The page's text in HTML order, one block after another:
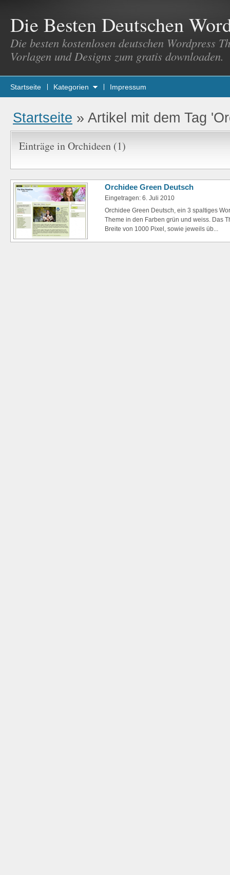
Die Besten Deutschen
Die besten kostenlosen deutschen Wordpress
Vorlagen und Designs zum gratis downloaden.
Startseite Kategorien Impressum
Startseite » Artikel mit dem Tag
Einträge in Orchideen (1)
Orchidee Green Deutsch
Eingetragen: 6. Juli 2010
Orchidee Green Deutsch, ein 3 spaltiges
Theme in den Farben grün und weiss. Das
Breite von 1000 Pixel, sowie jeweils üb...